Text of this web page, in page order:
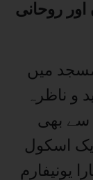
روحانی
میں
و ناظرہ
سے بھی
اسکول
یونیفارم